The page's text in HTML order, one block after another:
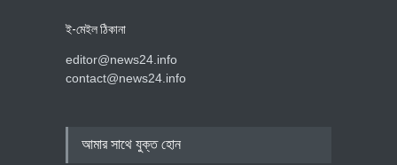
ই-মেইল ঠিকানা
editor@news24.info
contact@news24.info
আমার সাথে যুক্ত হোন